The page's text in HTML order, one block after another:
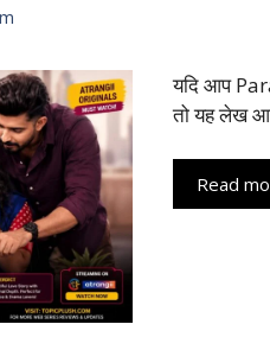
यदि आप
तो यह लेख
Read